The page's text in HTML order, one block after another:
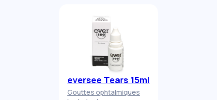
eversee Tears 15ml
Gouttes ophtalmiques